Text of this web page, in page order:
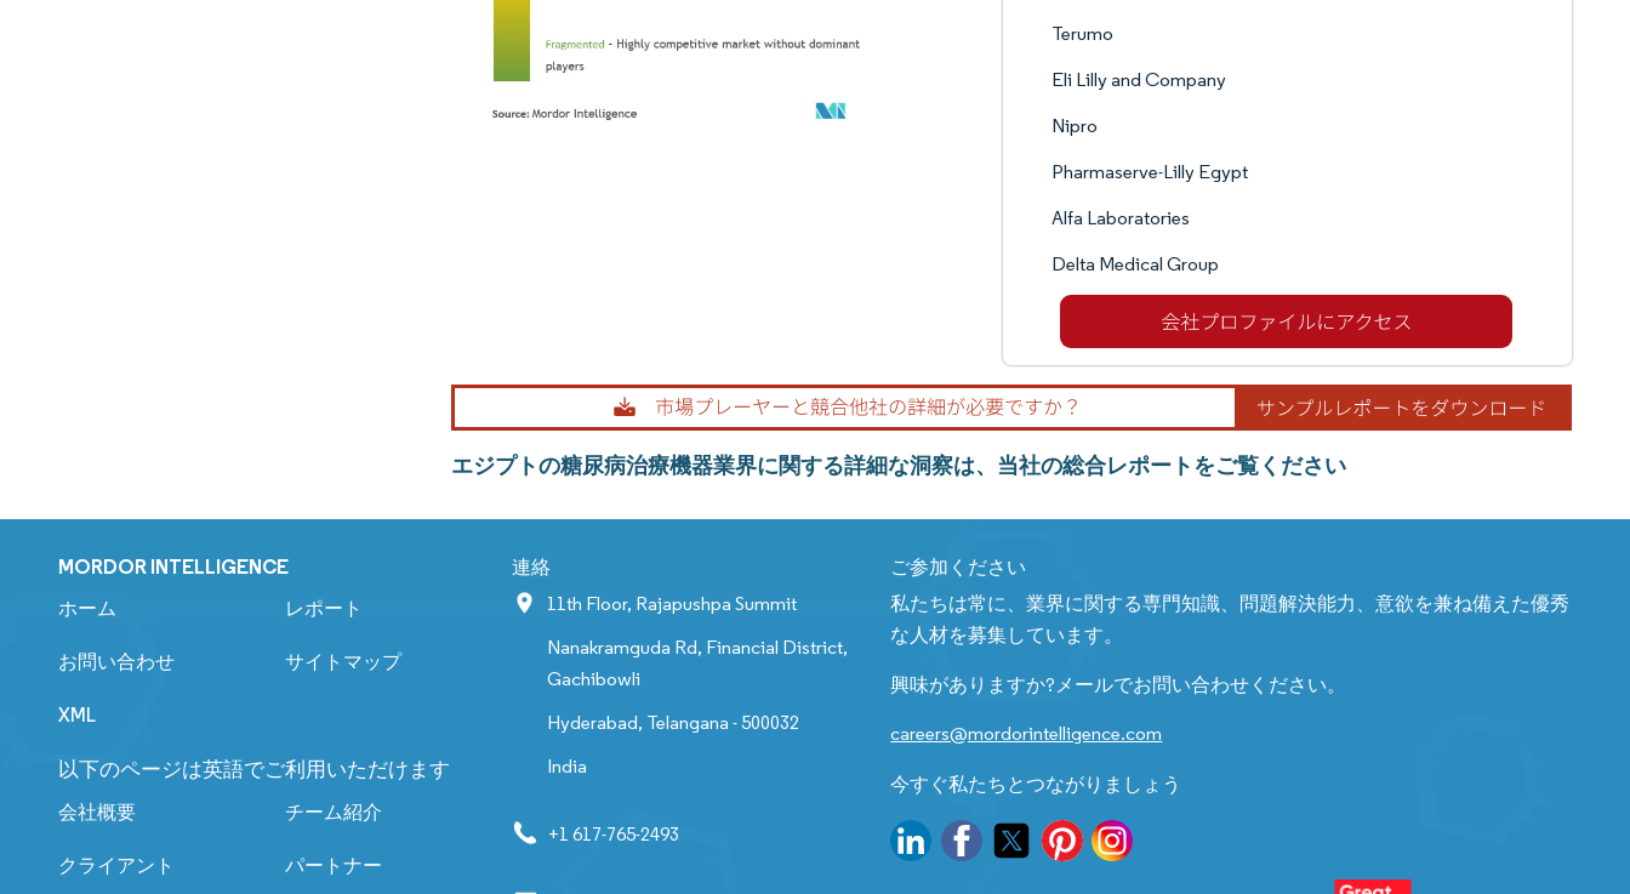
Terumo
Eli Lilly and Company
Nipro
Pharmaserve-Lilly Egypt
Alfa Laboratories
Delta Medical Group
エジプトの糖尿病治療機器業界に関する詳細な洞察は、当社の総合レポートをご覧ください
MORDOR INTELLIGENCE
ホーム レポート
お問い合わせ サイトマップ
XML
以下のページは英語でご利用いただけます
会社概要 チーム紹介
クライアント パートナー
連絡
11th Floor, Rajapushpa Summit
Nanakramguda Rd, Financial District,
Gachibowli
Hyderabad, Telangana - 500032
India
+1 617-765-2493
ご参加ください
私たちは常に、業界に関する専門知識、問題解決能力、意欲を兼ね備えた優秀
な人材を募集しています。
興味がありますか?メールでお問い合わせください。
careers@mordorintelligence.com
今すぐ私たちとつながりましょう